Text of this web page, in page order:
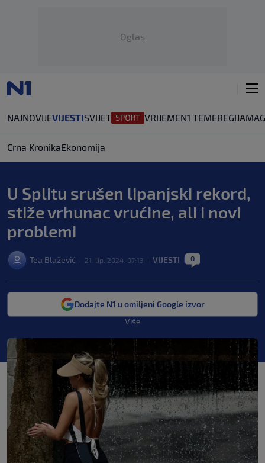
Oglas
NAJNOVIJEVIJESTISVIJET VRIJEMEN1 TEMEREGIJA
Crna KronikaEkonomija
U Splitu srušen lipanjski rekord,
stiže vrhunac vrućine, ali i novi
problemi
Tea Blažević 21. lip. 2024. 07:13 VIJESTI 0
Dodajte N1 u omiljeni Google izvor
Više